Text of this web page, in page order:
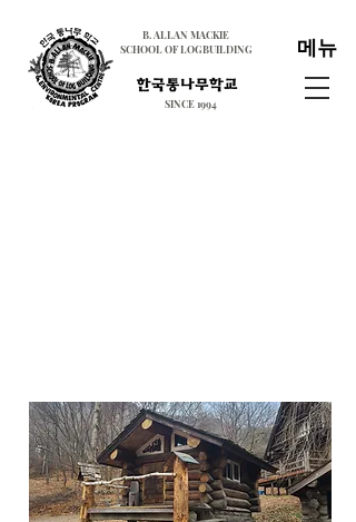
B. ALLAN MACKIE
SCHOOL OF LOGBUILDING
SINCE 1994
메뉴